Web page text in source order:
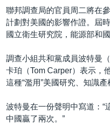
聯邦調查局的官員周二將在
計劃對美國的影響作證。屆
國立衛生研究院，能源部和
調查小組共和黨成員波特曼
卡珀（Tom Carper）表示，
這種“濫用”美國研究、知識產
波特曼在一份聲明中寫道：“
中國贏了兩次。”